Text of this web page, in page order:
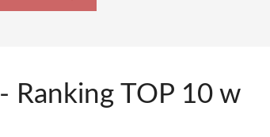
Ranking TOP 10 w